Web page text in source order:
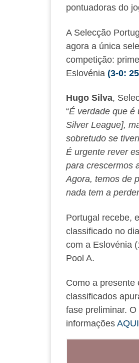
pontuadoras do
A Selecção
agora a única
competição:
Eslovénia (3-0:
Hugo Silva,
“É verdade que é
Silver League],
sobretudo se
É urgente rever
para crescermos
Agora, temos de
nada tem a
Portugal recebe,
classificado no
com a Eslovénia
Pool A.
Como a presente
classificados
fase preliminar.
informações AQUI